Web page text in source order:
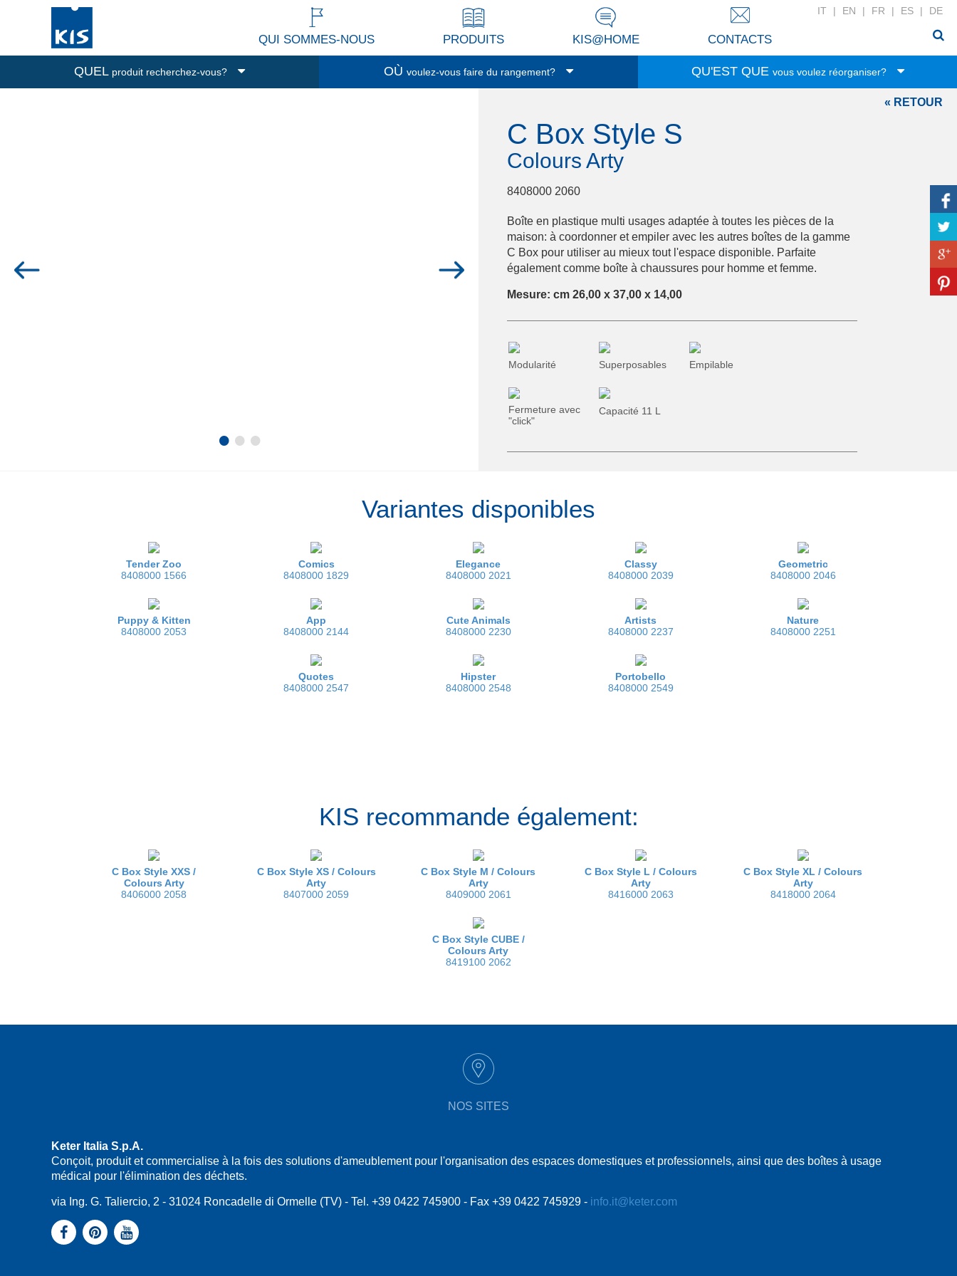
IT | EN | FR | ES | DE
QUI SOMMES-NOUS PRODUITS KIS@HOME CONTACTS
QUEL produit recherchez-vous? OÙ voulez-vous faire du rangement?
Nourriture
Linge
Accessoires
Soins de beauté
Linge de la maison
Bricolage
Recyclage
Jardinage
QU'EST QUE vous voulez réorganiser?
•••
« RETOUR
C Box Style S
Colours Arty
8408000 2060
Boîte en plastique multi usages adaptée à toutes les pièces de la
maison: à coordonner et empiler avec les autres boîtes de la gamme
C Box pour utiliser au mieux tout l'espace disponible. Parfaite
également comme boîte à chaussures pour homme et femme.
Mesure: cm 26,00 x 37,00 x 14,00
Modularité Superposables Empilable
Fermeture avec
"click"
Capacité 11 L
Variantes disponibles
Tender Zoo
8408000 1566
Comics
8408000 1829
Elegance
8408000 2021
Classy
8408000 2039
Geometric
8408000 2046
Puppy & Kitten
8408000 2053
App
8408000 2144
Cute Animals
8408000 2230
Artists
8408000 2237
Nature
8408000 2251
Quotes
8408000 2547
Hipster
8408000 2548
Portobello
8408000 2549
KIS recommande également:
C Box Style XXS /
Colours Arty
8406000 2058
C Box Style XS / Colours
Arty
8407000 2059
C Box Style M /Colours
Arty
8409000 2061
C Box Style L / Colours
Arty
8416000 2063
C Box Style XL /Colours
Arty
8418000 2064
C Box Style CUBE /
Colours Arty
8419100 2062
NOS SITES
Keter Italia S.p.A.
Conçoit, produit et commercialise à la fois des solutions d'ameublement pour l'organisation des espaces domestiques et professionnels, ainsi que des boîtes à usage
médical pour l'élimination des déchets.
via Ing. G. Taliercio, 2 - 31024 Roncadelle di Ormelle (TV) - Tel. +39 0422 745900 - Fax +39 0422 745929 - info.it@keter.com